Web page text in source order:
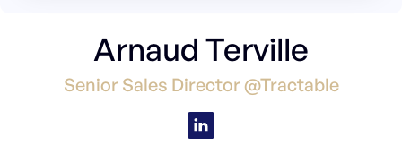
Arnaud Terville
Senior Sales Director @Tractable